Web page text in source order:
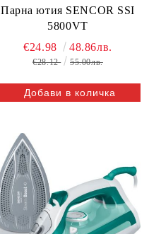
Парна ютия SENCOR SSI
5800VT
€24.98 48.86лв.
€28.12 55.00лв.